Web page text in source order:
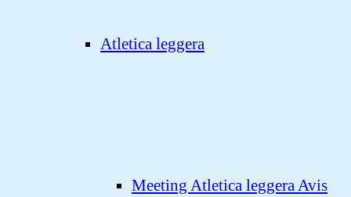
Atletica leggera
Meeting Atletica leggera Avis